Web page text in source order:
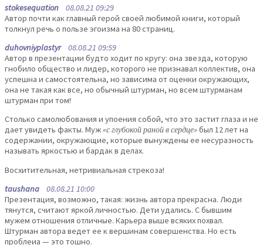
stokesequation 08.08.21 09:29
Автор почти как главный герой своей любимой книги, который
толкнул речь о пользе эгоизма на 80 страниц.
duhovniyplastyr08.08.21 09:59
Автор в презентации будто ходит по кругу: она звезда, которую
гнобило общество и лидер, которого не признавал коллектив, она
успешна и самостоятельна, но зависима от оценки окружающих,
она не такая как все, но обычный штурман, но всем штурманам
штурман при том!
Столько самолюбования и упоения собой, что это застит глаза и не
дает увидеть факты. Муж«с глубокой раной в сердце»был 12 лет на
содержании, окружающие, которые вынуждены ее несуразность
называть яркостью и бардак в делах.
Восхитительная, нетривиальная стрекоза!
taushana 08.08.21 10:00
Презентация, возможно, такая: жизнь автора прекрасна. Люди
тянутся, считают яркой личностью. Дети удались. С бывшим
мужем отношения отличные. Карьера выше всяких похвал.
Штурман автора ведет ее к вершинам совершенства. Но есть
проблеиа — это тошно.